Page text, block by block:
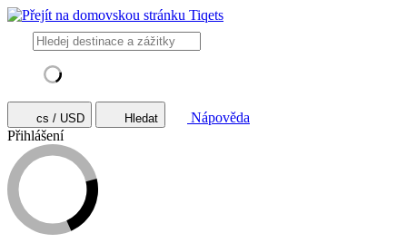
cs / USD Hledat
Nápověda
Přihlášení